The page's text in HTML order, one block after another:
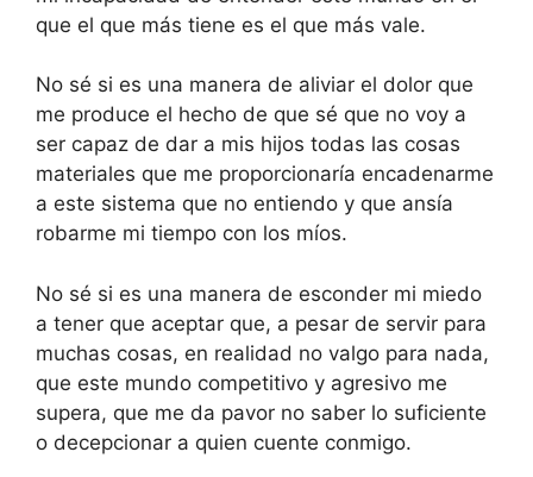
que el que más tiene es el que más vale.
No sé si es una manera de aliviar el dolor que
me produce el hecho de que sé que no voy a
ser capaz de dar a mis hijos todas las cosas
materiales que me proporcionaría encadenarme
a este sistema que no entiendo y que ansía
robarme mi tiempo con los míos.
No sé si es una manera de esconder mi miedo
a tener que aceptar que, a pesar de servir para
muchas cosas, en realidad no valgo para nada,
que este mundo competitivo y agresivo me
supera, que me da pavor no saber lo suficiente
o decepcionar a quien cuente conmigo.